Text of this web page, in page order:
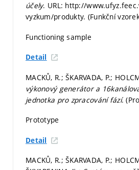
účely. URL: http://
vyzkum/produkty. (Funkční
Functioning sample
Detail
MACKŮ, R.; ŠKARVADA, P.;
výkonový generátor a
jednotka pro zpracování fází.
Prototype
Detail
MACKŮ, R.; ŠKARVADA, P.;